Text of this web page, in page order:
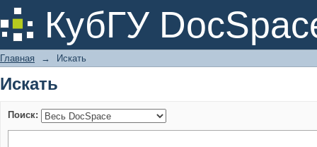
КубГУ
Искать
Главная → Искать
Искать
Поиск: